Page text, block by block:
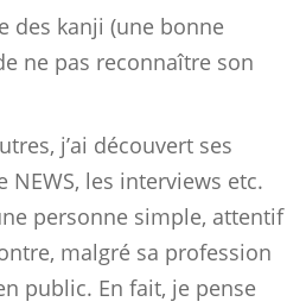
des kanji (une bonne
ne pas reconnaître son
j’ai découvert ses
NEWS, les interviews etc.
personne simple, attentif
malgré sa profession
public. En fait, je pense